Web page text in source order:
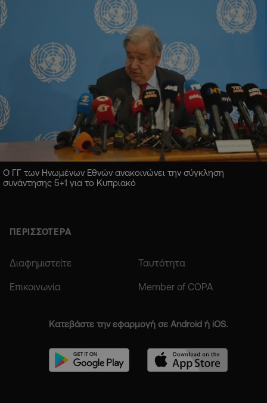
Ο ΓΓ των Ηνωμένων Εθνών ανακοινώνει την σύγκληση
συνάντησης 5+1 για το Κυπριακό
ΠΕΡΙΣΣΟΤΕΡΑ
Διαφημιστείτε Ταυτότητα
Επικοινωνία Member of COPA
Κατεβάστε την εφαρμογή σε Android ή iOS.